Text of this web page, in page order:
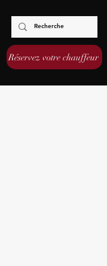
Réservez votre chauffeur